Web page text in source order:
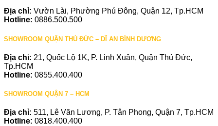
Địa chỉ: Vườn Lài, Phường Phú Đông, Quận 12, Tp.HCM
Hotline: 0886.500.500
SHOWROOM QUẬN THỦ ĐỨC – DĨ AN BÌNH DƯƠNG
Địa chỉ: 21, Quốc Lộ 1K, P. Linh Xuân, Quận Thủ Đức,
Tp.HCM
Hotline: 0855.400.400
SHOWROOM QUẬN 7 – HCM
Địa chỉ: 511, Lê Văn Lương, P. Tân Phong, Quận 7, Tp.HCM
Hotline: 0818.400.400